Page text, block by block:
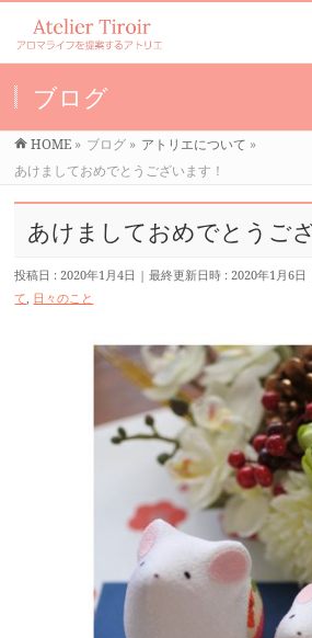
ブログ
HOME » ブログ » アトリエについて »
あけましておめでとうございます！
あけましておめでとうご
投稿日 : 2020年1月4日 最終更新日時 : 2020年1月6日
て, 日々のこと